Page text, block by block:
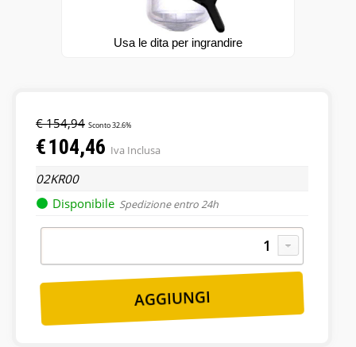
Usa le dita per ingrandire
€ 154,94 Sconto 32.6%
€104,46 Iva Inclusa
02KR00
Disponibile Spedizione entro 24h